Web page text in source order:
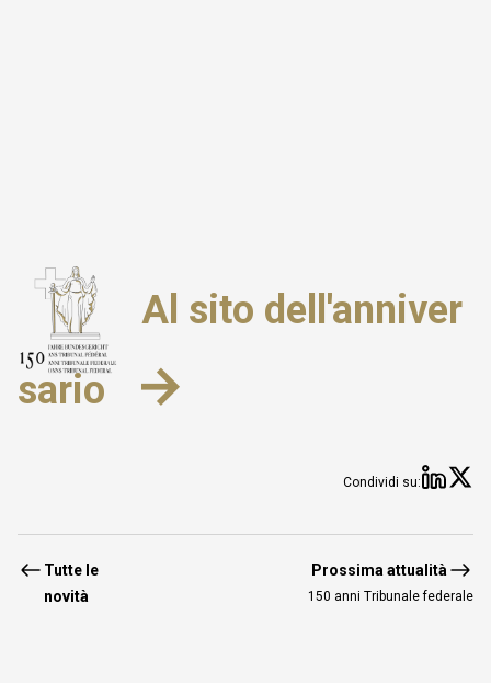
Al sito dell'anniver
sario
→
Condividi su:
Tutte le
novità
Prossima attualità
150 anni Tribunale federale